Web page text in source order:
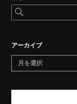
アーカイブ
月を選択